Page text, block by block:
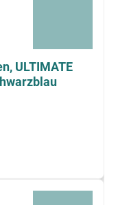
ULTIMATE